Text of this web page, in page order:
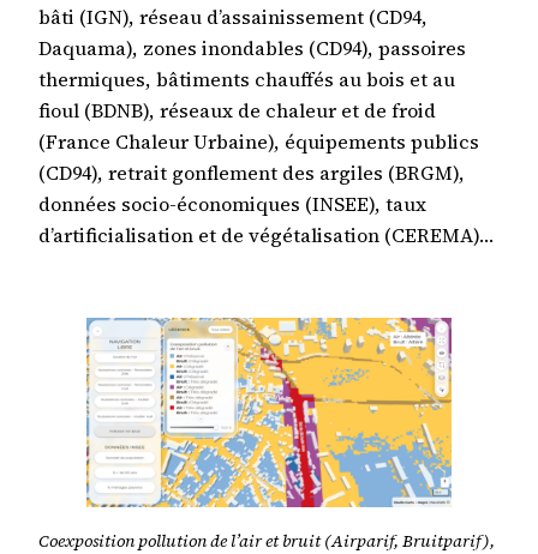
bâti (IGN), réseau d’assainissement (CD94,
Daquama), zones inondables (CD94), passoires
thermiques, bâtiments chauffés au bois et au
fioul (BDNB), réseaux de chaleur et de froid
(France Chaleur Urbaine), équipements publics
(CD94), retrait gonflement des argiles (BRGM),
données socio-économiques (INSEE), taux
d’artificialisation et de végétalisation (CEREMA)…
Coexposition pollution de l’air et bruit (Airparif, Bruitparif),